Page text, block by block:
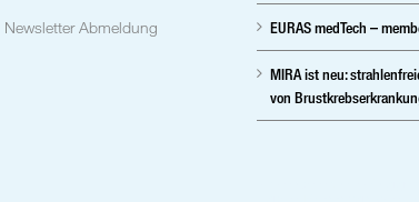
Newsletter Abmeldung EURAS medTech –
MIRA ist neu:
von